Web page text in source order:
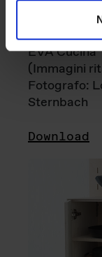
EVA Cucina
(Immagini
Fotografo:
Sternbach
Download